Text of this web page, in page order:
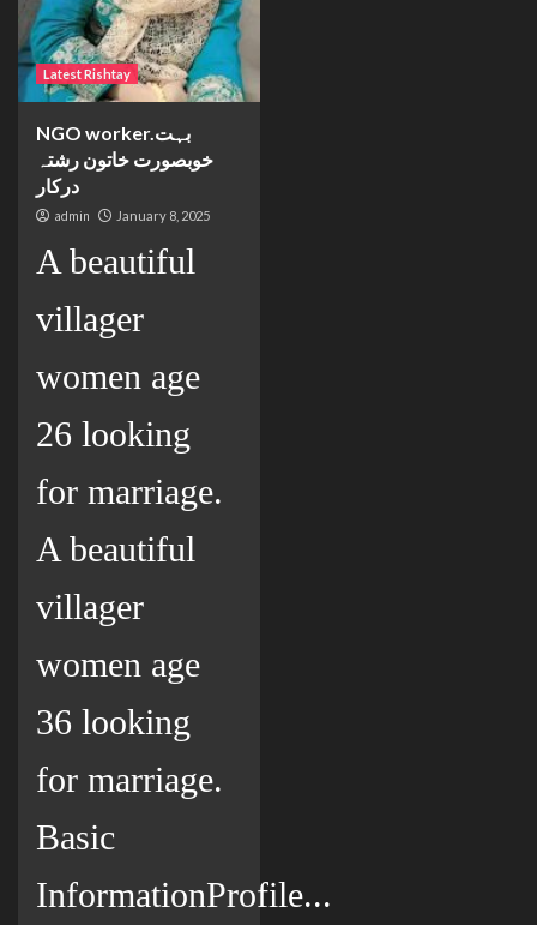
Latest Rishtay
NGO worker.بہت
خوبصورت خاتون رشتہ
درکار
admin January 8, 2025
A beautiful
villager
women age
26 looking
for marriage.
A beautiful
villager
women age
36 looking
for marriage.
Basic
InformationProfile...